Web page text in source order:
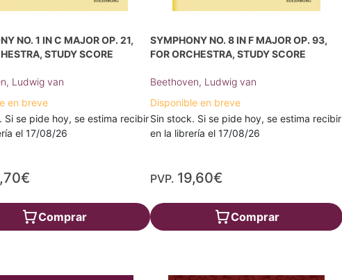
NO. 1 IN C MAJOR OP. 21,
STUDY SCORE
Ludwig van
en breve
Si se pide hoy, se estima recibir
el 17/08/26
Comprar
SYMPHONY NO. 8 IN F MAJOR OP. 93,
FOR ORCHESTRA, STUDY SCORE
Beethoven, Ludwig van
Disponible en breve
Sin stock. Si se pide hoy, se estima recibir
en la librería el 17/08/26
PVP. 19,60€
Comprar